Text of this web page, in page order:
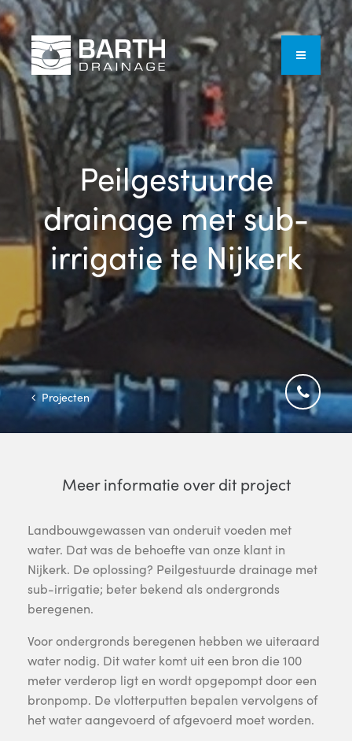
Peilgestuurde
drainage met sub-
irrigatie te Nijkerk
Projecten
Meer informatie over dit project
Landbouwgewassen van onderuit voeden met
water. Dat was de behoefte van onze klant in
Nijkerk. De oplossing? Peilgestuurde drainage met
sub-irrigatie; beter bekend als ondergronds
beregenen.
Voor ondergronds beregenen hebben we uiteraard
water nodig. Dit water komt uit een bron die 100
meter verderop ligt en wordt opgepompt door een
bronpomp. De vlotterputten bepalen vervolgens of
het water aangevoerd of afgevoerd moet worden.